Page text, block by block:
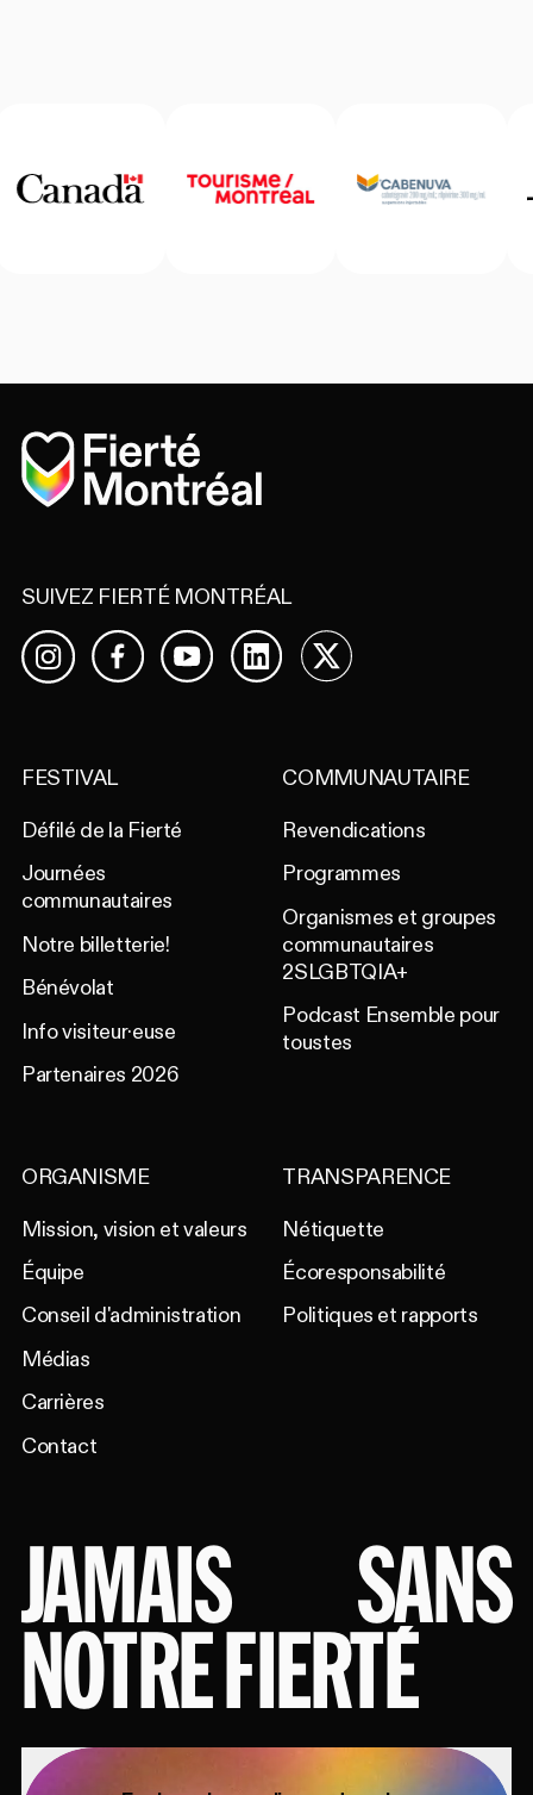
Accueil
SUIVEZ FIERTÉ MONTRÉAL
InstagramFacebookYouTubeLinkedIn
X
FESTIVAL
Défilé de la Fierté
Journées
communautaires
Notre billetterie!
Bénévolat
Info visiteur·euse
Partenaires 2026
COMMUNAUTAIRE
Revendications
Programmes
Organismes et groupes
communautaires
2SLGBTQIA+
Podcast Ensemble pour
toustes
ORGANISME
Mission, vision et valeurs
Équipe
Conseil d'administration
Médias
Carrières
Contact
TRANSPARENCE
Nétiquette
Écoresponsabilité
Politiques et rapports
JAMAIS SANS
NOTRE FIERTÉ